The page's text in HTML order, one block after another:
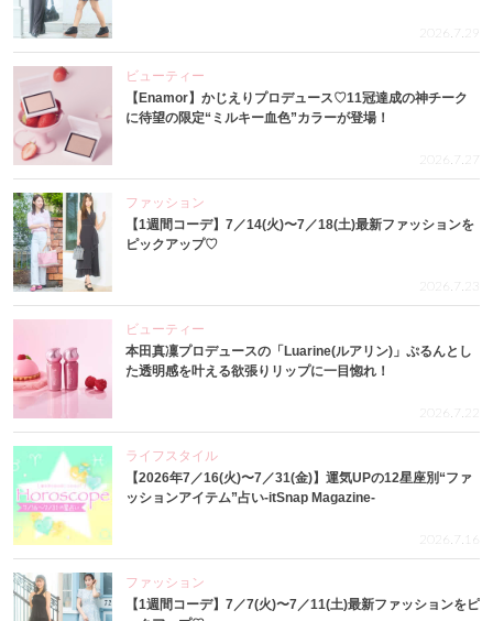
2026.7.29
ビューティー
【Enamor】かじえりプロデュース♡11冠達成の神チーク
に待望の限定“ミルキー血色”カラーが登場！
2026.7.27
ファッション
【1週間コーデ】7／14(火)〜7／18(土)最新ファッションを
ピックアップ♡
2026.7.23
ビューティー
本田真凜プロデュースの「Luarine(ルアリン)」ぷるんとし
た透明感を叶える欲張りリップに一目惚れ！
2026.7.22
ライフスタイル
【2026年7／16(火)〜7／31(金)】運気UPの12星座別“ファ
ッションアイテム”占い-itSnap Magazine-
2026.7.16
ファッション
【1週間コーデ】7／7(火)〜7／11(土)最新ファッションをピ